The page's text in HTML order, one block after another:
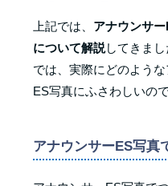
上記では、 アナウンサ
について解説してきまし
では、実際にどのよう
ES写真にふさわしいの
アナウンサーES写真